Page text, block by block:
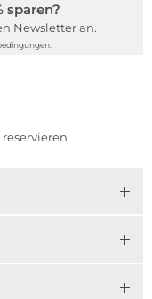
sparen?
Newsletter an.